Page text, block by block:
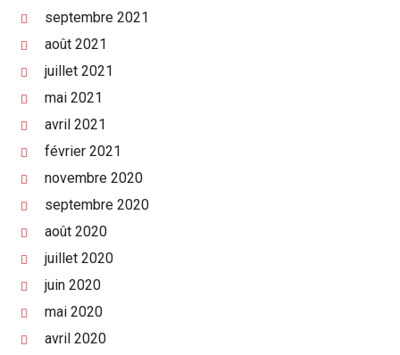
septembre 2021
août 2021
juillet 2021
mai 2021
avril 2021
février 2021
novembre 2020
septembre 2020
août 2020
juillet 2020
juin 2020
mai 2020
avril 2020